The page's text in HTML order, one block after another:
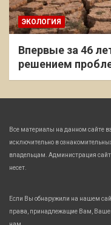
ЭКОЛОГИЯ
Впервые за 46
решением
Все материалы на данном сайте
исключительно в
владельцам. Администрация
несет.
Если Вы обнаружили на нашем
права, принадлежащие Вам,